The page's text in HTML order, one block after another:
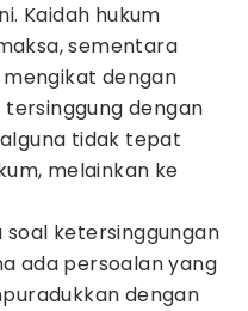
Kaidah hukum
sementara
dengan
tersinggung dengan
tidak tepat
melainkan ke
soal ketersinggungan
ada persoalan yang
dengan